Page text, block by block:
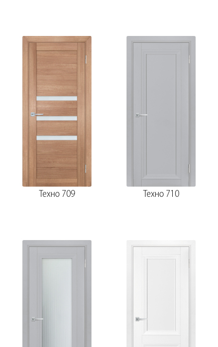
Техно 709 Техно 710